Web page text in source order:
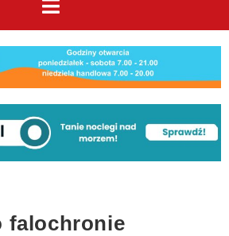
falochronie